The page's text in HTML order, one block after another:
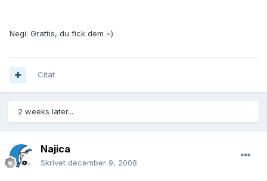
Negi: Grattis, du fick dem =)
Citat
2 weeks later...
Najica
Skrivet december 9, 2008